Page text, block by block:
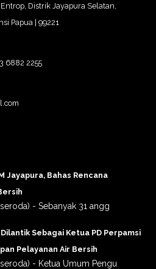
Distrik Jayapura Selatan,
Papua | 99221
6882 2255
Jayapura, Bahas Rencana
- Sebanyak 31 angg
Sebagai Ketua PD Perpamsi
Pelayanan Air Bersih
- Ketua Umum Pengu